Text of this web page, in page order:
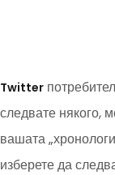
Twitter
следвате някого,
вашата
изберете да